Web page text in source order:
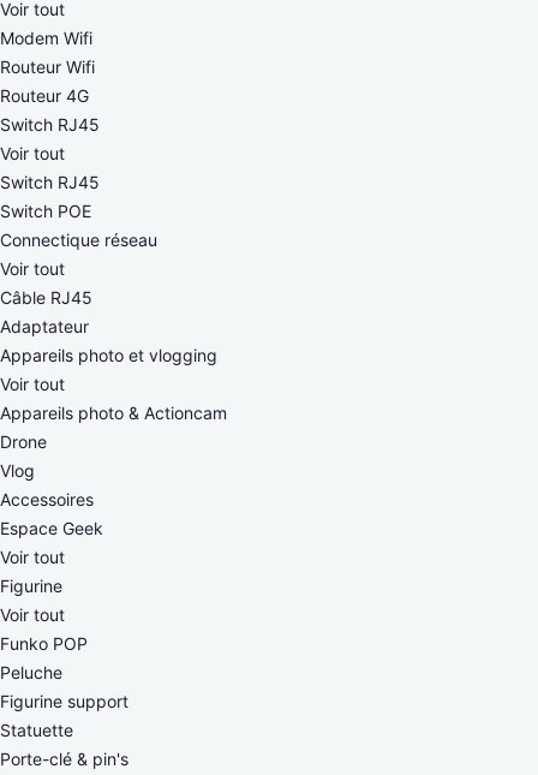
Voir tout
Modem Wifi
Routeur Wifi
Routeur 4G
Switch RJ45
Voir tout
Switch RJ45
Switch POE
Connectique réseau
Voir tout
Câble RJ45
Adaptateur
Appareils photo et vlogging
Voir tout
Appareils photo & Actioncam
Drone
Vlog
Accessoires
Espace Geek
Voir tout
Figurine
Voir tout
Funko POP
Peluche
Figurine support
Statuette
Porte-clé & pin's